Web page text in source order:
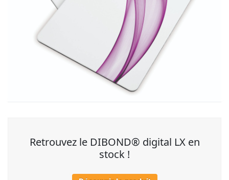
Retrouvez le DIBOND® digital LX en
stock !